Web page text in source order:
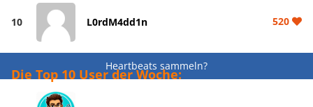
10 L0rdM4dd1n 520
Heartbeats sammeln?
Die Top 10 User der Woche: